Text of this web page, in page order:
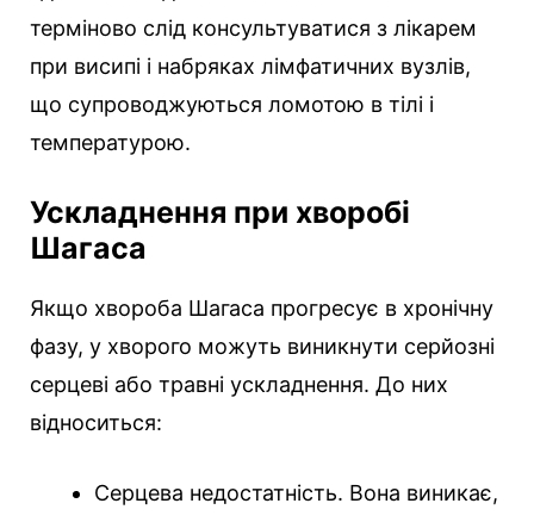
терміново слід консультуватися з лікарем
при висипі і набряках лімфатичних вузлів,
що супроводжуються ломотою в тілі і
температурою.
Ускладнення при хворобі
Шагаса
Якщо хвороба Шагаса прогресує в хронічну
фазу, у хворого можуть виникнути серйозні
серцеві або травні ускладнення. До них
відноситься:
Серцева недостатність. Вона виникає,